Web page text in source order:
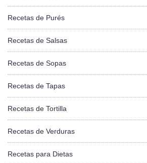
Recetas de Purés
Recetas de Salsas
Recetas de Sopas
Recetas de Tapas
Recetas de Tortilla
Recetas de Verduras
Recetas para Dietas